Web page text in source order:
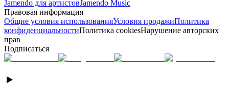
Jamendo для артистовJamendo Music
Правовая информация
Общие условия использованияУсловия продажиПолитика
конфиденциальностиПолитика cookiesНарушение авторских
прав
Подписаться